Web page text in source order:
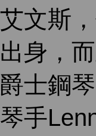
文斯
身，
士鋼
琴手